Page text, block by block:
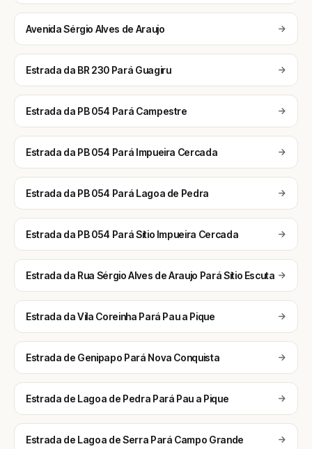
Avenida Sérgio Alves de Araujo
Estrada da BR 230 Pará Guagiru
Estrada da PB 054 Pará Campestre
Estrada da PB 054 Pará Impueira Cercada
Estrada da PB 054 Pará Lagoa de Pedra
Estrada da PB 054 Pará Sítio Impueira Cercada
Estrada da Rua Sérgio Alves de Araujo Pará Sítio Escuta
Estrada da Vila Coreinha Pará Pau a Pique
Estrada de Genipapo Pará Nova Conquista
Estrada de Lagoa de Pedra Pará Pau a Pique
Estrada de Lagoa de Serra Pará Campo Grande